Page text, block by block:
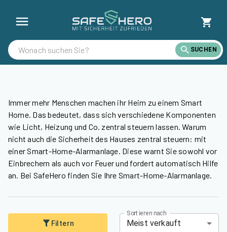
SUCHEN
Immer mehr Menschen machen ihr Heim zu einem Smart
Home. Das bedeutet, dass sich verschiedene Komponenten
wie Licht, Heizung und Co. zentral steuern lassen. Warum
nicht auch die Sicherheit des Hauses zentral steuern: mit
einer Smart-Home-Alarmanlage. Diese warnt Sie sowohl vor
Einbrechern als auch vor Feuer und fordert automatisch Hilfe
an. Bei SafeHero finden Sie Ihre Smart-Home-Alarmanlage.
Filtern
Sortieren nach
Meist verkauft